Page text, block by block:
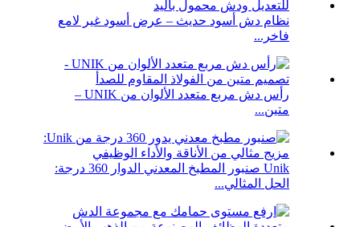
نظام دش أسود حديث – عرض أسود غير لامع
فاخر...
رأس دش مربع متعدد الألوان من UNIK –
متين...
Unik صنبور المطبخ المعدني الدوار 360 درجة:
الحل المثالي...